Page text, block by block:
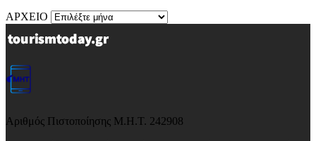
ΑΡΧΕΙΟ
Αριθμός Πιστοποίησης Μ.Η.Τ. 242908